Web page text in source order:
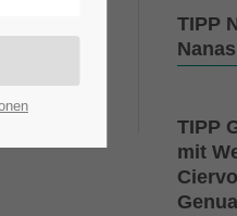
TIPP
TIPP
mit
Genua